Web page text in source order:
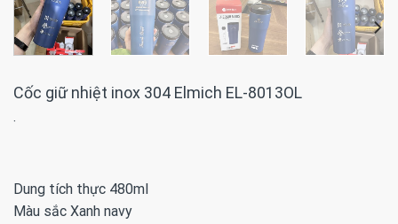
Cốc giữ nhiệt inox 304 Elmich EL-8013OL
·
Dung tích thực 480ml
Màu sắc Xanh navy